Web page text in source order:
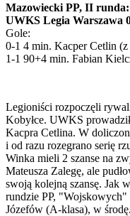
Mazowiecki PP, II
UWKS Legia Warszawa
Gole:
0-1 4 min. Kacper Cetlin
1-1 90+4 min. Fabian
Legioniści rozpoczęli
Kobyłce. UWKS
Kacpra Cetlina. W
i od razu rozegrano serię
Winka mieli 2 szanse na
Mateusza Zalegę, ale
swoją kolejną szansę. Jak
rundzie PP,
Józefów (A-klasa), w środę.